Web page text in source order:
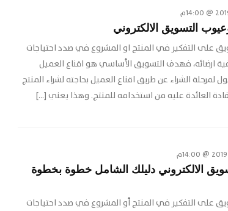
التسويق الالكتروني
على التفكير في المنتج او المشروع في صدد احتياجات
ارضائه، فهدف التسويق الأساسي هو اقناع العميل
لمرحلة الشراء عن طريق اقناع العميل بحاجته لشراء المنتج
العائدة عليه من استخدامه للمنتج. وهذا يعني […]
الالكتروني دليلك الشامل خطوة بخطوة
على التفكير في المنتج أو المشروع في صدد احتياجات